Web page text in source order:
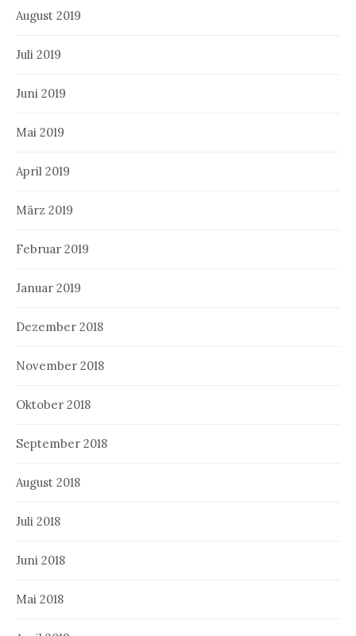
August 2019
Juli 2019
Juni 2019
Mai 2019
April 2019
März 2019
Februar 2019
Januar 2019
Dezember 2018
November 2018
Oktober 2018
September 2018
August 2018
Juli 2018
Juni 2018
Mai 2018